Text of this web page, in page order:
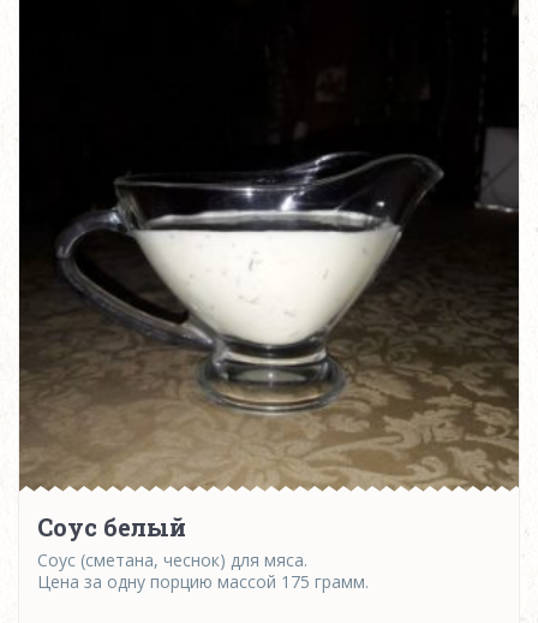
Соус белый
Соус (сметана, чеснок) для мяса.
Цена за одну порцию массой 175 грамм.